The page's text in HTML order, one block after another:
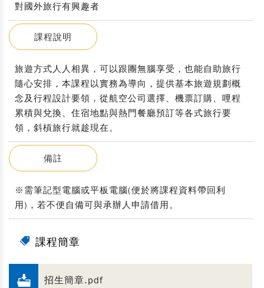
對國外旅行有興趣者
課程說明
旅遊方式人人相異，可以跟團無腦享受，也能自助旅行
隨心安排，本課程以實務為導向，提供基本旅遊規劃概
念及行程設計要領，從航空公司選擇、機票訂購、哩程
累積與兌換、住宿地點與熱門餐廳預訂等各式旅行要
領，斜槓旅行就趁現在。
備註
※需筆記型電腦或平板電腦(便於將課程資料帶回利
用)，若不便自備可與承辦人申請借用。
課程簡章
招生簡章.pdf